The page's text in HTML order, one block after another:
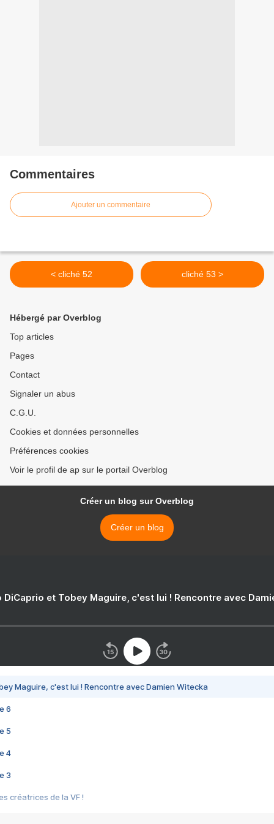
Commentaires
Ajouter un commentaire
< cliché 52 cliché 53 >
Hébergé par Overblog
Top articles
Pages
Contact
Signaler un abus
C.G.U.
Cookies et données personnelles
Préférences cookies
Voir le profil de ap sur le portail Overblog
Créer un blog sur Overblog
Créer un blog
DiCaprio et Tobey Maguire, c'est lui ! Rencontre avec
Maguire, c'est lui ! Rencontre avec Damien Witecka
6
5
4
3
créatrices de la VF !